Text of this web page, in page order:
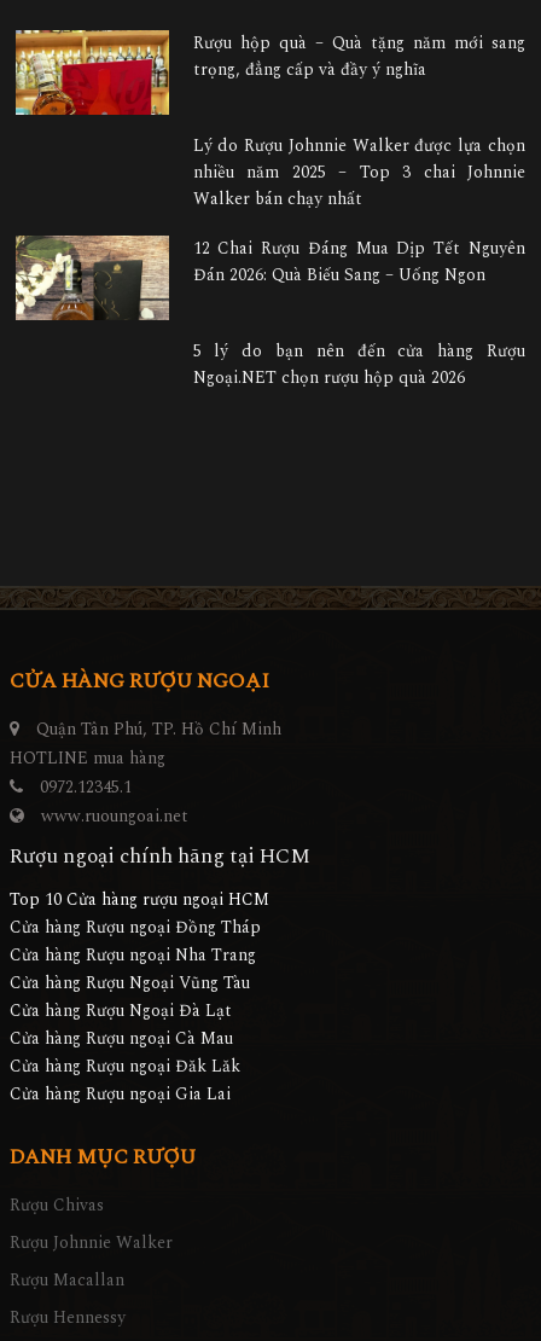
Rượu hộp quà – Quà tặng năm mới sang
trọng, đẳng cấp và đầy ý nghĩa
Lý do Rượu Johnnie Walker được lựa chọn
nhiều năm 2025 – Top 3 chai Johnnie
Walker bán chạy nhất
12 Chai Rượu Đáng Mua Dịp Tết Nguyên
Đán 2026: Quà Biếu Sang – Uống Ngon
5 lý do bạn nên đến cửa hàng Rượu
Ngoại.NET chọn rượu hộp quà 2026
CỬA HÀNG RƯỢU NGOẠI
Quận Tân Phú, TP. Hồ Chí Minh
HOTLINE mua hàng
0972.12345.1
www.ruoungoai.net
Rượu ngoại chính hãng tại HCM
Top 10 Cửa hàng rượu ngoại HCM
Cửa hàng Rượu ngoại Đồng Tháp
Cửa hàng Rượu ngoại Nha Trang
Cửa hàng Rượu Ngoại Vũng Tàu
Cửa hàng Rượu Ngoại Đà Lạt
Cửa hàng Rượu ngoại Cà Mau
Cửa hàng Rượu ngoại Đăk Lăk
Cửa hàng Rượu ngoại Gia Lai
DANH MỤC RƯỢU
Rượu Chivas
Rượu Johnnie Walker
Rượu Macallan
Rượu Hennessy